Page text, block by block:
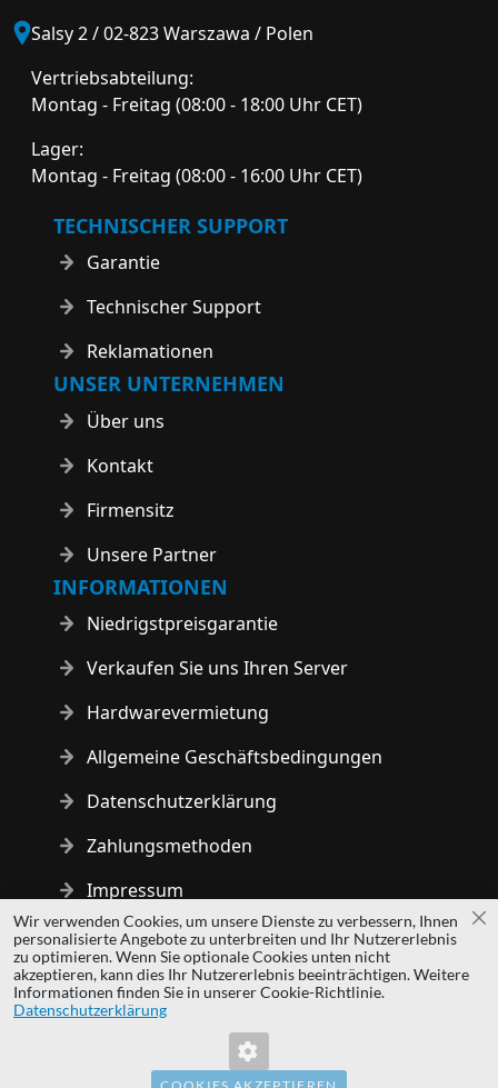
Salsy 2 / 02-823 Warszawa / Polen
Vertriebsabteilung:
Montag - Freitag (08:00 - 18:00 Uhr CET)
Lager:
Montag - Freitag (08:00 - 16:00 Uhr CET)
TECHNISCHER SUPPORT
Garantie
Technischer Support
Reklamationen
UNSER UNTERNEHMEN
Über uns
Kontakt
Firmensitz
Unsere Partner
INFORMATIONEN
Niedrigstpreisgarantie
Verkaufen Sie uns Ihren Server
Hardwarevermietung
Allgemeine Geschäftsbedingungen
Datenschutzerklärung
Zahlungsmethoden
Impressum
Copyright © 2014 - 2026 MS Development | All rights reserved
| All logos and trademarks are properties of their respective
owners.
Wir verwenden Cookies, um unsere Dienste zu verbessern, Ihnen
personalisierte Angebote zu unterbreiten und Ihr Nutzererlebnis
zu optimieren. Wenn Sie optionale Cookies unten nicht
akzeptieren, kann dies Ihr Nutzererlebnis beeinträchtigen. Weitere
Informationen finden Sie in unserer Cookie-Richtlinie.
Datenschutzerklärung